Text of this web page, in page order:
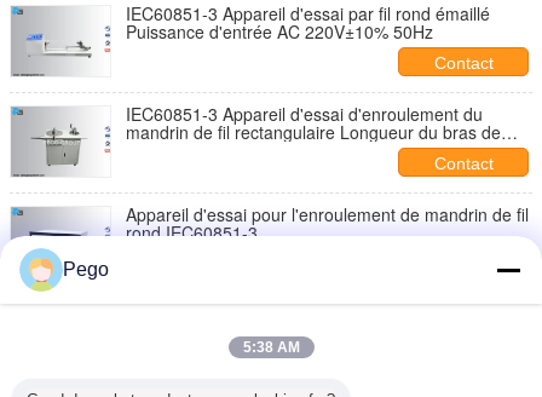
IEC60851-3 Appareil d'essai par fil rond émaillé
Puissance d'entrée AC 220V±10% 50Hz
Contact
IEC60851-3 Appareil d'essai d'enroulement du
mandrin de fil rectangulaire Longueur du bras de
Contact
Appareil d'essai pour l'enroulement de mandrin de fil
rond IEC60851-3
d'enroulement pour une mesure précise
Pego
5:38 AM